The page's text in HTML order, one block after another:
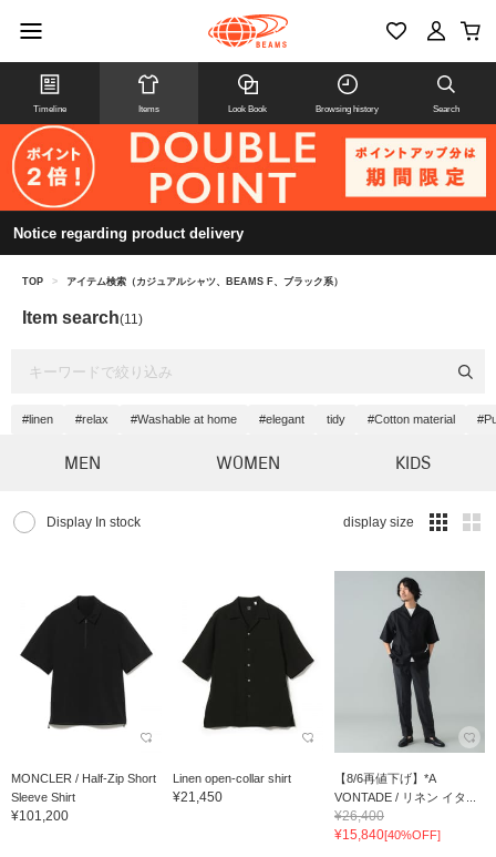
Timeline Items Look Book Browsing history Search
Notice regarding product delivery
TOP > アイテム検索（カジュアルシャツ、BEAMS F、ブラック系）
Item search(11)
#linen #relax #Washable at home #elegant tidy #Cotton material
MEN WOMEN KIDS
Display In stock display size
MONCLER / Half-Zip Short
Sleeve Shirt
¥101,200
Linen open-collar shirt
¥21,450
【8/6再値下げ】*A
VONTADE / リネン イタ...
¥26,400
¥15,840[40%OFF]